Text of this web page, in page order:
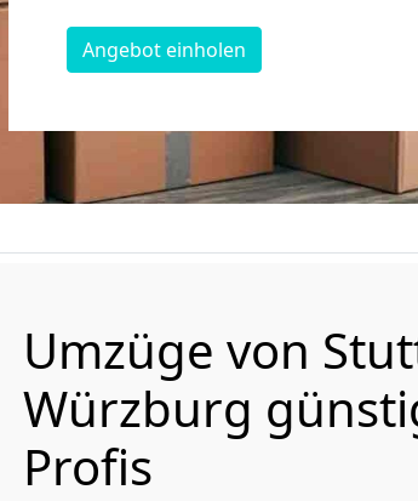
Angebot einholen
Umzüge von
Würzburg
Profis